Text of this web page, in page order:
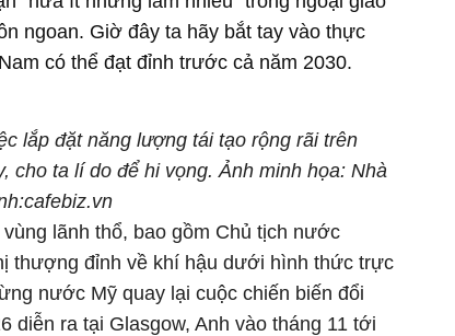
ngoan. Giờ đây ta hãy bắt tay vào thực
có thể đạt đỉnh trước cả năm 2030.
lắp đặt năng lượng tái tạo rộng rãi trên
cho ta lí do để hi vọng. Ảnh minh họa: Nhà
lãnh thổ, bao gồm Chủ tịch nước
thượng đỉnh về khí hậu dưới hình thức trực
nước Mỹ quay lại cuộc chiến biến đổi
diễn ra tại Glasgow, Anh vào tháng 11 tới